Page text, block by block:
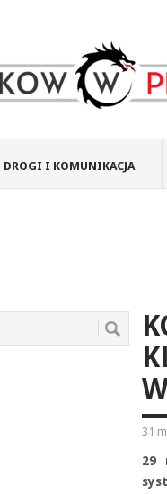
DROGI I KOMUNIKACJA
31
29